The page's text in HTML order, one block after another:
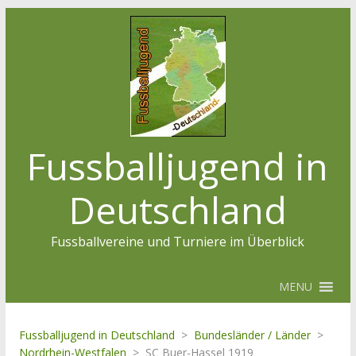
Fussballjugend in
Deutschland
Fussballvereine und Turniere im Überblick
MENU
Fussballjugend in Deutschland > Bundesländer / Länder >
Nordrhein-Westfalen > SC Buer-Hassel 1919